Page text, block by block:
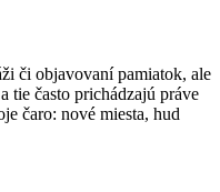
či objavovaní pamiatok, ale
tie často prichádzajú práve
čaro: nové miesta, hud